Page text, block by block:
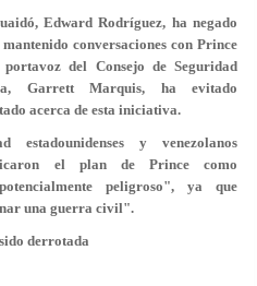
Edward Rodríguez, ha negado
conversaciones con Prince
del Consejo de Seguridad
Garrett Marquis, ha evitado
acerca de esta iniciativa.
estadounidenses y venezolanos
el plan de Prince como
peligroso", ya que
una guerra civil".
derrotada